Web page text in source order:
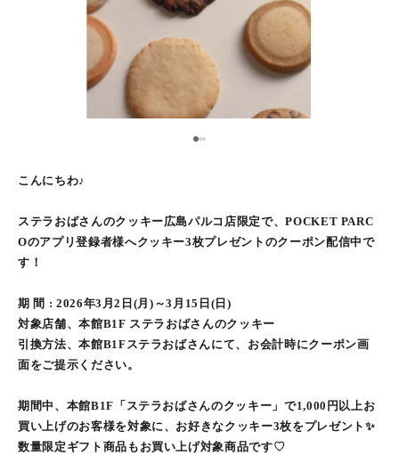
12
こんにちわ♪
ステラおばさんのクッキー広島パルコ店限定で、POCKET PARC
Oのアプリ登録者様へクッキー3枚プレゼントのクーポン配信中で
す！
期 間 : 2026年3月2日(月)～3月15日(日)
対象店舗、本館B1F ステラおばさんのクッキー
引換方法、本館B1Fステラおばさんにて、お会計時にクーポン画
面をご提示ください。
期間中、本館B1F「ステラおばさんのクッキー」で1,000円以上お
買い上げのお客様を対象に、お好きなクッキー3枚をプレゼント✨
数量限定ギフト商品もお買い上げ対象商品です♡